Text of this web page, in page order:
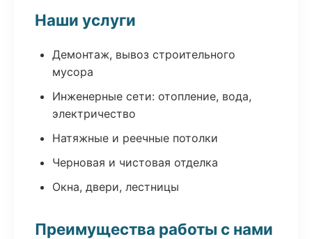
Наши услуги
Демонтаж, вывоз строительного
мусора
Инженерные сети: отопление, вода,
электричество
Натяжные и реечные потолки
Черновая и чистовая отделка
Окна, двери, лестницы
Преимущества работы с нами